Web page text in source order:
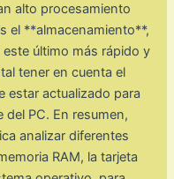
alto procesamiento
el **almacenamiento**,
este último más rápido y
tener en cuenta el
estar actualizado para
PC. En resumen,
analizar diferentes
RAM, la tarjeta